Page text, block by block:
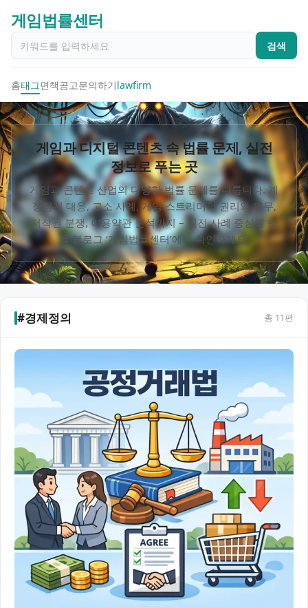
게임법률센터
검색
홈태그면책공고문의하기lawfirm
게임과 디지털 콘텐츠 속 법률 문제, 실전
정보로 푸는 곳
게임과 콘텐츠 산업의 다양한 법률 문제를 다룹니다. 계
정정지 대응, 고소 사례, 게임 스트리머의 권리와 의무,
저작권 분쟁, 이용약관 분석까지 – 실전 사례 중심의 법
#경제정의 총 11편